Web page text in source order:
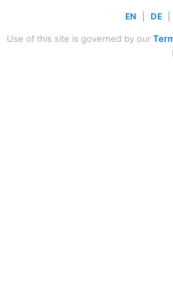
EN DE
Use of this site is governed by our